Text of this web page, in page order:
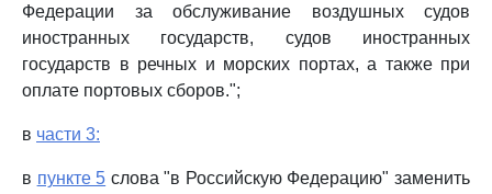
Федерации за обслуживание воздушных судов
иностранных государств, судов иностранных
государств в речных и морских портах, а также при
оплате портовых сборов.";
в части 3:
в пункте 5 слова "в Российскую Федерацию" заменить